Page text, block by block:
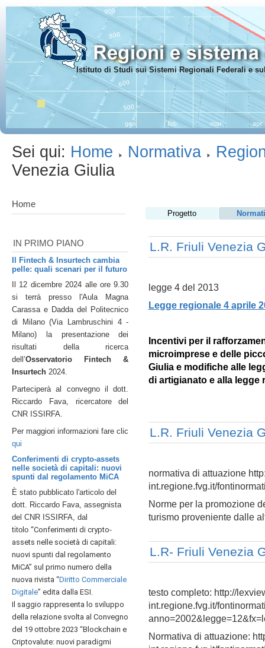
Istituto di Studi sui Sistemi Regionali Federali e
Sei qui: Home Normativa
Venezia Giulia
Home
IN PRIMO PIANO
Il Fintech & Insurtech cambia
pelle: quali scenari per il futuro
Il 12 dicembre 2024 alle ore 9.30
si terrà presso l'Aula Magna
Carassa e Dadda del Politecnico
di Milano (Via Lambruschini 4 -
Milano) la presentazione dei
risultati della ricerca
dell’Osservatorio Fintech &
Insurtech 2024.
Parteciperà al convegno il dott.
Riccardo Fava, ricercatore del
CNR ISSIRFA.
Per maggiori informazioni fare clic
qui
Conferimenti di crypto-assets
nelle società di capitali: nuovi
spunti dal regolamento MiCA
È stato pubblicato l'articolo del
dott. Riccardo Fava, assegnista
del CNR ISSIRFA, dal
titolo “Conferimenti di crypto-
assets nelle società di capitali:
nuovi spunti dal regolamento
MiCA” sul primo numero della
nuova rivista “Diritto Commerciale
Digitale” edita dalla ESI.
Il saggio rappresenta lo sviluppo
della relazione svolta al Convegno
del 19 ottobre 2023 “Blockchain e
Criptovalute: nuovi paradigmi
Progetto
L.R. Friuli Venezia
legge 4 del 2013
Legge regionale 4 aprile
Incentivi per il
microimprese e delle
Giulia e modifiche alle
di artigianato e alla legge
L.R. Friuli Venezia
normativa di attuazione
int.regione.fvg.it/
Norme per la promozione
turismo proveniente dalle
L.R- Friuli Venezia
testo completo: http://
int.regione.fvg.it/
Normativa di attuazione: